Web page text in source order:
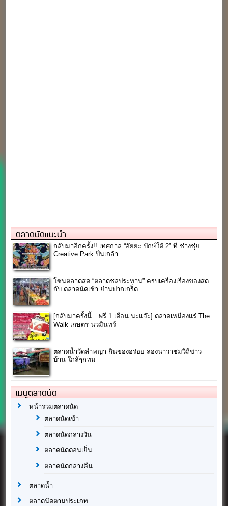
ตลาดนัดแนะนำ
กลับมาอีกครั้ง!! เทศกาล “อัยยะ ปักษ์ใต้ 2” ที่ ช่างชุ่ย
Creative Park ปิ่นเกล้า
โซนตลาดสด “ตลาดชลประทาน” ครบเครื่องเรื่องของสด
กับ ตลาดนัดเช้า ย่านปากเกร็ด
[กลับมาครั้งนี้…ฟรี 1 เดือน น่ะแจ๊ะ] ตลาดเหมืองแร่ The
Walk เกษตร-นวมินทร์
ตลาดน้ำวัดลำพญา กินของอร่อย ล่องนาวาชมวิถีชาว
บ้าน ใกล้ๆกทม
เมนูตลาดนัด
หน้ารวมตลาดนัด
ตลาดนัดเช้า
ตลาดนัดกลางวัน
ตลาดนัดตอนเย็น
ตลาดนัดกลางคืน
ตลาดน้ำ
ตลาดนัดตามประเภท